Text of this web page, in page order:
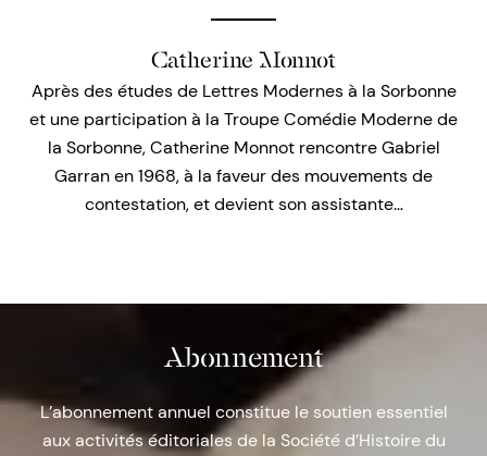
Catherine Monnot
Après des études de Lettres Modernes à la Sorbonne
et une participation à la Troupe Comédie Moderne de
la Sorbonne, Catherine Monnot rencontre Gabriel
Garran en 1968, à la faveur des mouvements de
contestation, et devient son assistante…
Abonnement
L’abonnement annuel constitue le soutien essentiel
aux activités éditoriales de la Société d’Histoire du